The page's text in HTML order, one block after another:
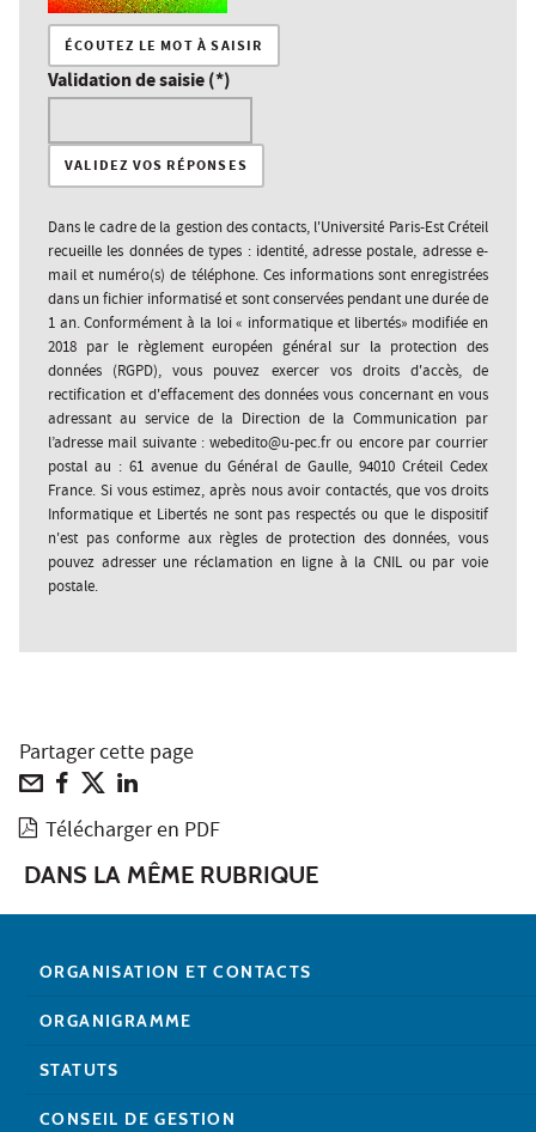
ÉCOUTEZ LE MOT À SAISIR
Validation de saisie (*)
Dans le cadre de la gestion des contacts, l'Université Paris-Est Créteil
recueille les données de types : identité, adresse postale, adresse e-
mail et numéro(s) de téléphone. Ces informations sont enregistrées
dans un fichier informatisé et sont conservées pendant une durée de
1 an. Conformément à la loi « informatique et libertés» modifiée en
2018 par le règlement européen général sur la protection des
données (RGPD), vous pouvez exercer vos droits d'accès, de
rectification et d'effacement des données vous concernant en vous
adressant au service de la Direction de la Communication par
l’adresse mail suivante : webedito@u-pec.fr ou encore par courrier
postal au : 61 avenue du Général de Gaulle, 94010 Créteil Cedex
France. Si vous estimez, après nous avoir contactés, que vos droits
Informatique et Libertés ne sont pas respectés ou que le dispositif
n'est pas conforme aux règles de protection des données, vous
pouvez adresser une réclamation en ligne à la CNIL ou par voie
postale.
Partager cette page
Télécharger en PDF
DANS LA MÊME RUBRIQUE
ORGANISATION ET CONTACTS
ORGANIGRAMME
STATUTS
CONSEIL DE GESTION